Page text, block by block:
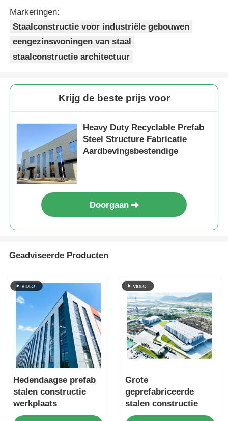
Markeringen:
Staalconstructie voor industriële gebouwen
eengezinswoningen van staal
staalconstructie architectuur
Krijg de beste prijs voor
Heavy Duty Recyclable Prefab
Steel Structure Fabricatie
Aardbevingsbestendige
Doorgaan
Geadviseerde Producten
Hedendaagse prefab
stalen constructie
werkplaats
magazijngebouwen
Grote
geprefabriceerde
stalen constructie
gebouwen met één